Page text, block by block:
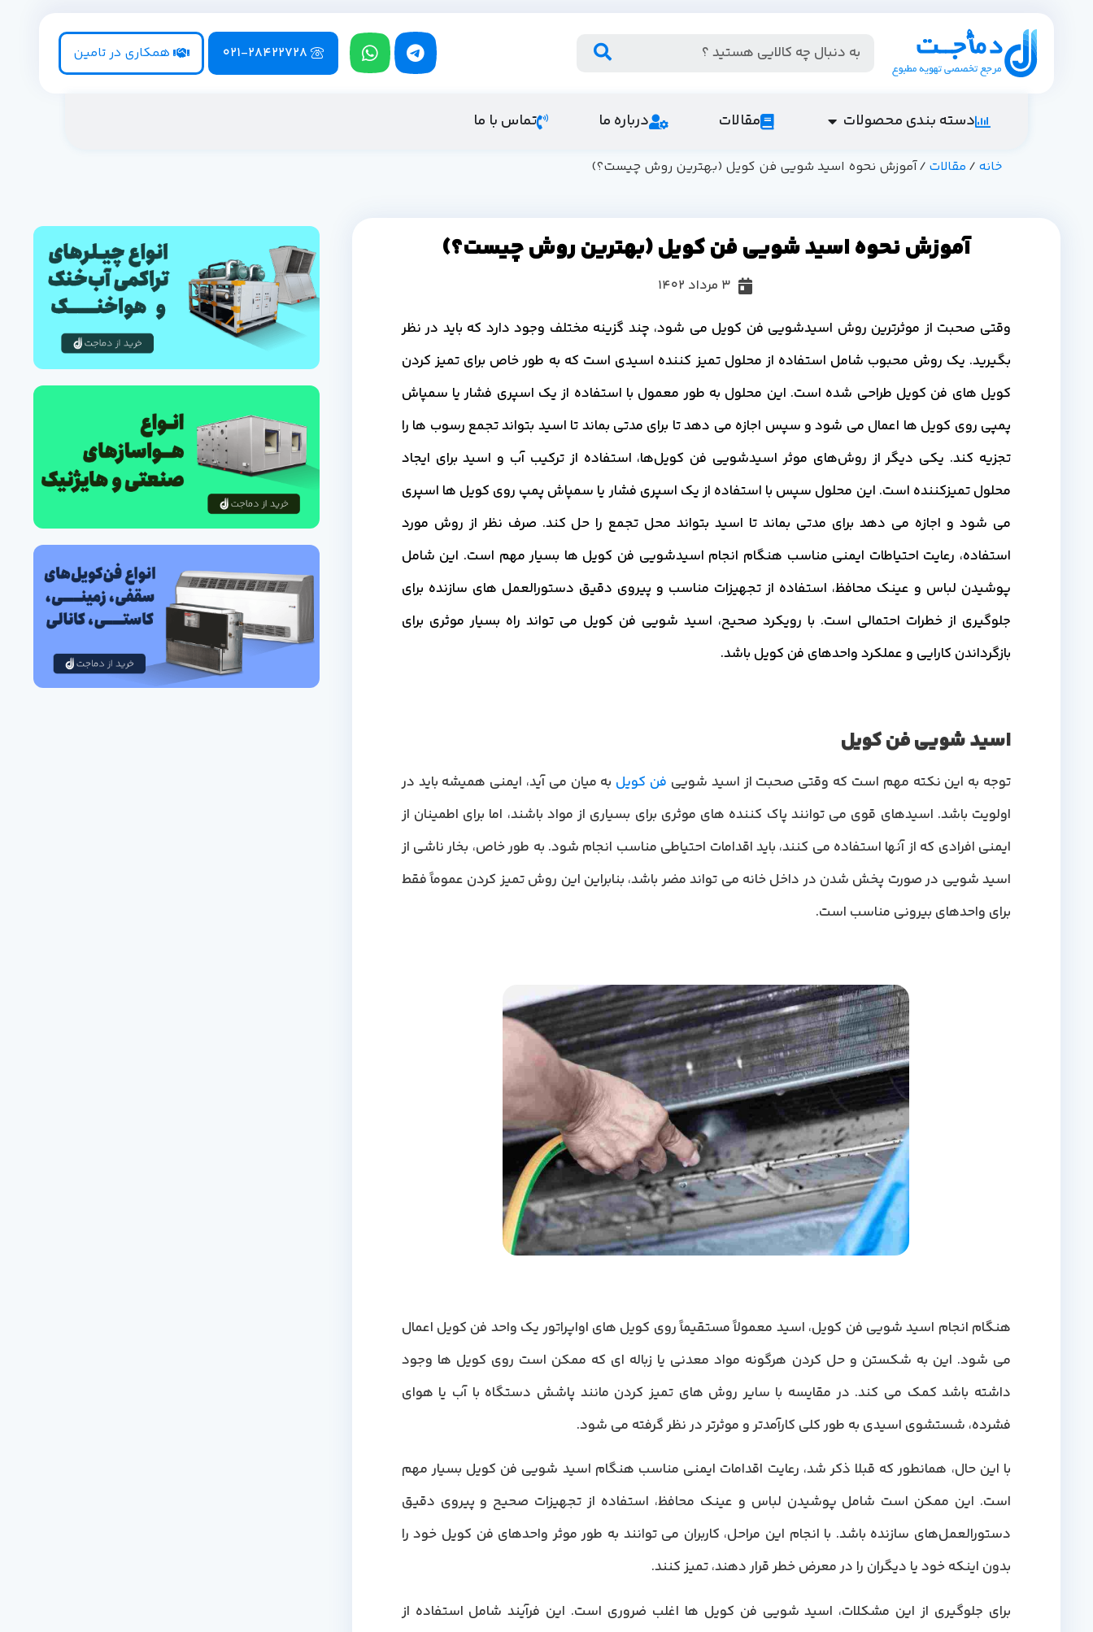
021-28422728 همکاری در تامین
دسته بندی محصولات مقالات درباره ما تماس با ما
خانه / مقالات / آموزش نحوه اسید شویی فن کویل (بهترین روش چیست؟)
آموزش نحوه اسید شویی فن کویل (بهترین روش چیست؟)
3 مرداد 1402
وقتی صحبت از موثرترین روش اسیدشویی فن کویل می شود، چند گزینه مختلف وجود دارد که باید در نظر
بگیرید. یک روش محبوب شامل استفاده از محلول تمیز کننده اسیدی است که به طور خاص برای تمیز کردن
کویل های فن کویل طراحی شده است. این محلول به طور معمول با استفاده از یک اسپری فشار یا سمپاش
پمپی روی کویل ها اعمال می شود و سپس اجازه می دهد تا برای مدتی بماند تا اسید بتواند تجمع رسوب ها را
تجزیه کند. یکی دیگر از روش‌های موثر اسید‌شویی فن کویل‌ها، استفاده از ترکیب آب و اسید برای ایجاد
محلول تمیزکننده است. این محلول سپس با استفاده از یک اسپری فشار یا سمپاش پمپ روی کویل ها اسپری
می شود و اجازه می دهد برای مدتی بماند تا اسید بتواند محل تجمع را حل کند. صرف نظر از روش مورد
استفاده، رعایت احتیاطات ایمنی مناسب هنگام انجام اسیدشویی فن کویل ها بسیار مهم است. این شامل
پوشیدن لباس و عینک محافظ، استفاده از تجهیزات مناسب و پیروی دقیق دستورالعمل های سازنده برای
جلوگیری از خطرات احتمالی است. با رویکرد صحیح، اسید شویی فن کویل می تواند راه بسیار موثری برای
بازگرداندن کارایی و عملکرد واحدهای فن کویل باشد.
اسید شویی فن کویل
توجه به این نکته مهم است که وقتی صحبت از اسید شویی فن کویل به میان می آید، ایمنی همیشه باید در
اولویت باشد. اسیدهای قوی می توانند پاک کننده های موثری برای بسیاری از مواد باشند، اما برای اطمینان از
ایمنی افرادی که از آنها استفاده می کنند، باید اقدامات احتیاطی مناسب انجام شود. به طور خاص، بخار ناشی از
اسید شویی در صورت پخش شدن در داخل خانه می تواند مضر باشد، بنابراین این روش تمیز کردن عموماً فقط
برای واحدهای بیرونی مناسب است.
هنگام انجام اسید شویی فن کویل، اسید معمولاً مستقیماً روی کویل های اواپراتور یک واحد فن کویل اعمال
می شود. این به شکستن و حل کردن هرگونه مواد معدنی یا زباله ای که ممکن است روی کویل ها وجود
داشته باشد کمک می کند. در مقایسه با سایر روش های تمیز کردن مانند پاشش دستگاه با آب یا هوای
فشرده، شستشوی اسیدی به طور کلی کارآمدتر و موثرتر در نظر گرفته می شود.
با این حال، همانطور که قبلا ذکر شد، رعایت اقدامات ایمنی مناسب هنگام اسید شویی فن کویل بسیار مهم
است. این ممکن است شامل پوشیدن لباس و عینک محافظ، استفاده از تجهیزات صحیح و پیروی دقیق
دستورالعمل‌های سازنده باشد. با انجام این مراحل، کاربران می توانند به طور موثر واحدهای فن کویل خود را
بدون اینکه خود یا دیگران را در معرض خطر قرار دهند، تمیز کنند.
برای جلوگیری از این مشکلات، اسید شویی فن کویل ها اغلب ضروری است. این فرآیند شامل استفاده از